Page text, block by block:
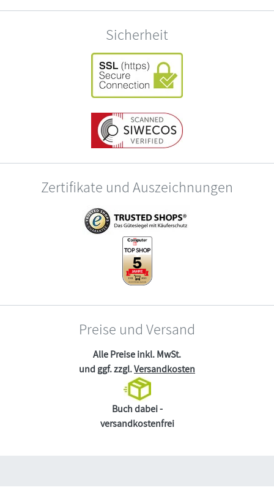
Sicherheit
Zertifikate und Auszeichnungen
Preise und Versand
Alle Preise inkl. MwSt.
und ggf. zzgl.Versandkosten
Buch dabei -
versandkostenfrei